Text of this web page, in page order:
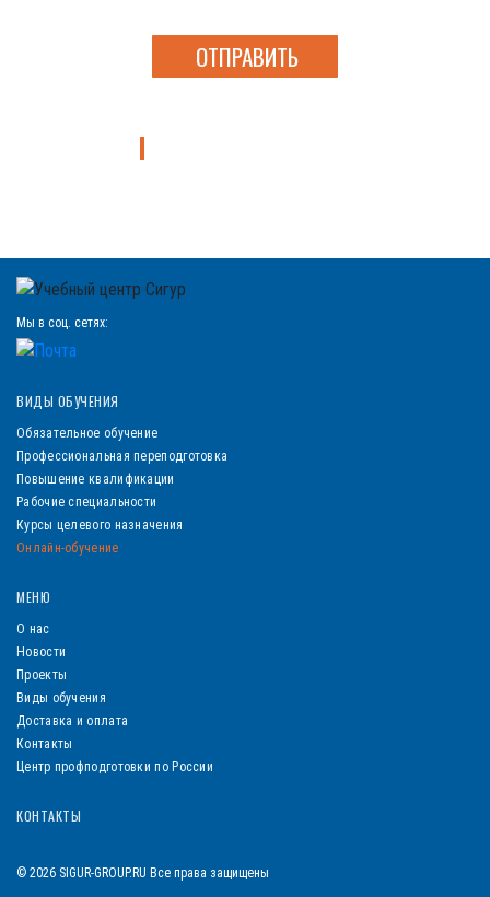
Мы в соц. сетях:
ВИДЫ ОБУЧЕНИЯ
Обязательное обучение
Профессиональная переподготовка
Повышение квалификации
Рабочие специальности
Курсы целевого назначения
Онлайн-обучение
МЕНЮ
О нас
Новости
Проекты
Виды обучения
Доставка и оплата
Контакты
Центр профподготовки по России
КОНТАКТЫ
© 2026 SIGUR-GROUP.RU Все права защищены